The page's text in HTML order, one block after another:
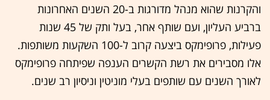
והקרנות שהוא מנהל מדורגות ב-20 השנים האחרונות
ברביע העליון, ועם שותף אחר, בעל ותק של 45 שנות
פעילות, פרופימקס ביצעה קרוב ל-100 השקעות משותפות.
אלו מסבירים את רשת הקשרים הענפה שפיתחה פרופימקס
לאורך השנים עם שותפים בעלי מוניטין וניסיון רב שנים.